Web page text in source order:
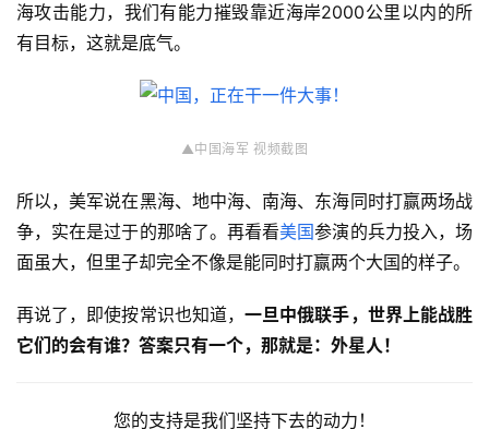
海攻击能力，我们有能力摧毁靠近海岸2000公里以内的所
有目标，这就是底气。
▲中国海军 视频截图
所以，美军说在黑海、地中海、南海、东海同时打赢两场战
争，实在是过于的那啥了。再看看美国参演的兵力投入，场
面虽大，但里子却完全不像是能同时打赢两个大国的样子。
再说了，即使按常识也知道，一旦中俄联手，世界上能战胜
它们的会有谁？答案只有一个，那就是：外星人！
您的支持是我们坚持下去的动力！